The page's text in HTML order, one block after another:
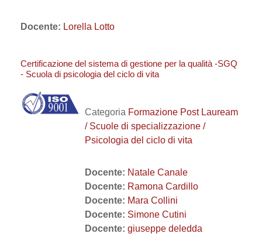
Docente: Lorella Lotto
Certificazione del sistema di gestione per la qualità -SGQ
- Scuola di psicologia del ciclo di vita
Categoria Formazione Post Lauream
/ Scuole di specializzazione /
Psicologia del ciclo di vita
Docente: Natale Canale
Docente: Ramona Cardillo
Docente: Mara Collini
Docente: Simone Cutini
Docente: giuseppe deledda